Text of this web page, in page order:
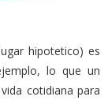
hipotetico) es
lo que un
cotidiana para